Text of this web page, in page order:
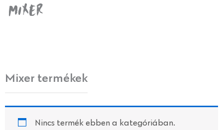
Mixer
Mixer termékek
Nincs termék ebben a kategóriában.